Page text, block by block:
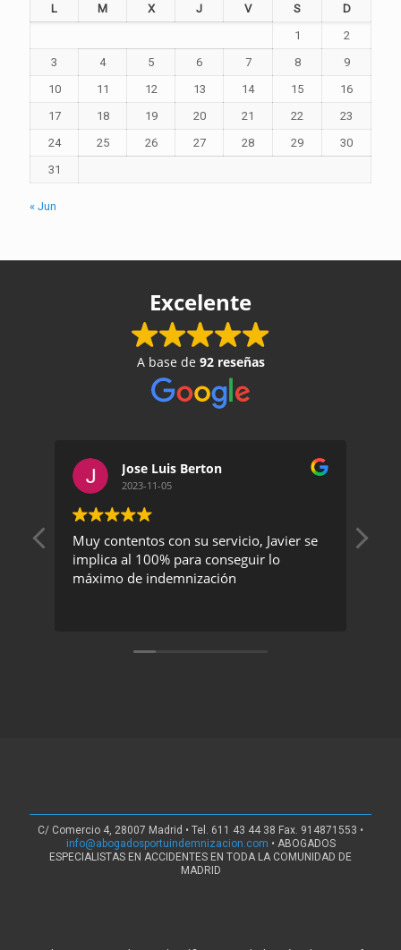
L M X J V S
D
1
2
3
4 5 6 7 8
9
10
11 12 13 14 15
16
17
18 19 20 21 22
23
24
25 26 27 28 29
30
31
« Jun
Excelente
A base de 92 reseñas
Jose Luis Berton
2023-11-05
Muy contentos con su servicio, Javier se
implica al 100% para conseguir lo
máximo de indemnización
C/ Comercio 4, 28007 Madrid • Tel. 611 43 44 38 Fax. 914871553 •
info@abogadosportuindemnizacion.com • ABOGADOS
ESPECIALISTAS EN ACCIDENTES EN TODA LA COMUNIDAD DE
MADRID